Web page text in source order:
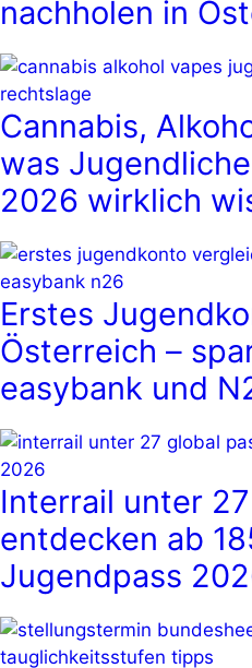
nachholen in
Cannabis,
was
2026 wirklich
Erstes
Österreich –
easybank und
Interrail unter
entdecken ab
Jugendpass